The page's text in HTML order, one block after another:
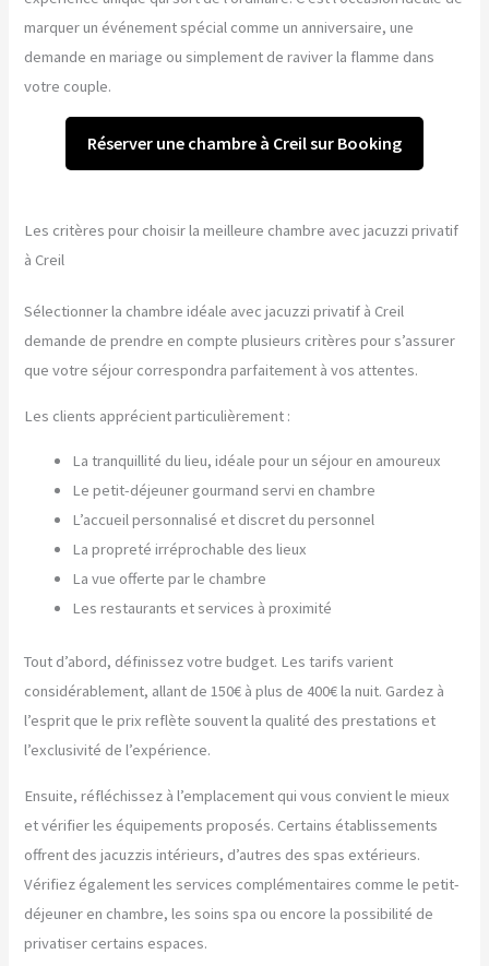
marquer un événement spécial comme un anniversaire, une
demande en mariage ou simplement de raviver la flamme dans
votre couple.
Réserver une chambre à Creil sur Booking
Les critères pour choisir la meilleure chambre avec jacuzzi privatif
à Creil
Sélectionner la chambre idéale avec jacuzzi privatif à Creil
demande de prendre en compte plusieurs critères pour s’assurer
que votre séjour correspondra parfaitement à vos attentes.
Les clients apprécient particulièrement :
La tranquillité du lieu, idéale pour un séjour en amoureux
Le petit-déjeuner gourmand servi en chambre
L’accueil personnalisé et discret du personnel
La propreté irréprochable des lieux
La vue offerte par le chambre
Les restaurants et services à proximité
Tout d’abord, définissez votre budget. Les tarifs varient
considérablement, allant de 150€ à plus de 400€ la nuit. Gardez à
l’esprit que le prix reflète souvent la qualité des prestations et
l’exclusivité de l’expérience.
Ensuite, réfléchissez à l’emplacement qui vous convient le mieux
et vérifier les équipements proposés. Certains établissements
offrent des jacuzzis intérieurs, d’autres des spas extérieurs.
Vérifiez également les services complémentaires comme le petit-
déjeuner en chambre, les soins spa ou encore la possibilité de
privatiser certains espaces.